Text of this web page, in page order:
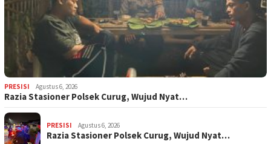
PRESISI Agustus 6, 2026
Razia Stasioner Polsek Curug, Wujud Nyat…
PRESISI Agustus 6, 2026
Razia Stasioner Polsek Curug, Wujud Nyat…